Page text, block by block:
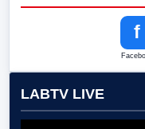
f
LABTV LIVE